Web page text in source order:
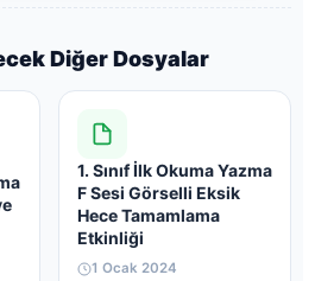
Diğer Dosyalar
1. Sınıf İlk Okuma Yazma
F Sesi Görselli Eksik
Hece Tamamlama
Etkinliği
1 Ocak 2024